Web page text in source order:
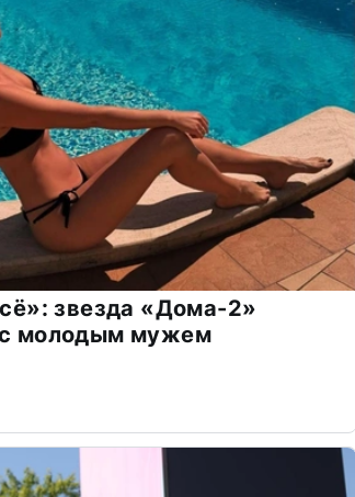
звезда «Дома-2»
с молодым мужем